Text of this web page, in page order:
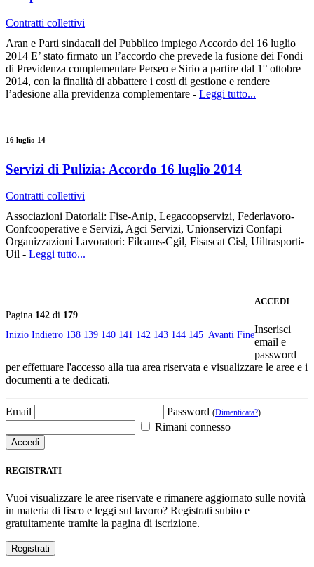
Contratti collettivi
Aran e Parti sindacali del Pubblico impiego Accordo del 16 luglio
2014 E’ stato firmato un l’accordo che prevede la fusione dei Fondi
di Previdenza complementare Perseo e Sirio a partire dal 1° ottobre
2014, con la finalità di abbattere i costi di gestione e rendere
l’adesione alla previdenza complementare - Leggi tutto...
16 luglio 14
Servizi di Pulizia: Accordo 16 luglio 2014
Contratti collettivi
Associazioni Datoriali: Fise-Anip, Legacoopservizi, Federlavoro-
Confcooperative e Servizi, Agci Servizi, Unionservizi Confapi
Organizzazioni Lavoratori: Filcams-Cgil, Fisascat Cisl, Uiltrasporti-
Uil - Leggi tutto...
Pagina 142 di 179
Inizio Indietro 138 139 140 141 142 143 144 145 Avanti Fine
ACCEDI
Inserisci
email e
password
per effettuare l'accesso alla tua area riservata e visualizzare le aree e i
documenti a te dedicati.
Email Password (Dimenticata?)
Rimani connesso
REGISTRATI
Vuoi visualizzare le aree riservate e rimanere aggiornato sulle novità
in materia di fisco e leggi sul lavoro? Registrati subito e
gratuitamente tramite la pagina di iscrizione.